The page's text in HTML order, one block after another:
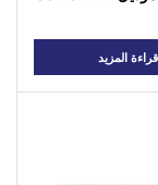
قراءة المزيد